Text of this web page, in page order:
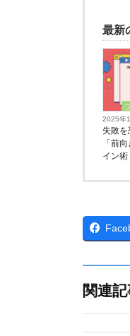
最新
2025年
失敗
「前
イン術
関連